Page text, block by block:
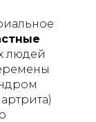
людей